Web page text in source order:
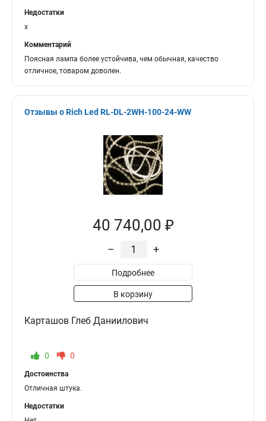
Недостатки
x
Комментарий
Поясная лампа более устойчива, чем обычная, качество
отличное, товаром доволен.
Отзывы о Rich Led RL-DL-2WH-100-24-WW
40 740,00 ₽
– +
Подробнее
В корзину
Карташов Глеб Даниилович
0 0
Достоинства
Отличная штука.
Недостатки